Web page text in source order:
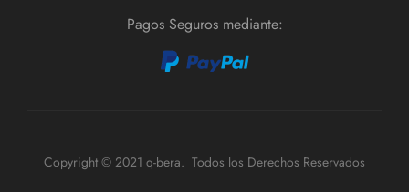
Pagos Seguros mediante:
Copyright © 2021 q-bera. Todos los Derechos Reservados